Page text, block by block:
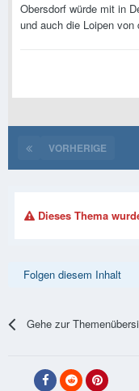
Obersdorf würde mit in
und auch die Loipen von
VORHERIGE
Dieses Thema
Folgen diesem Inhalt
Gehe zur